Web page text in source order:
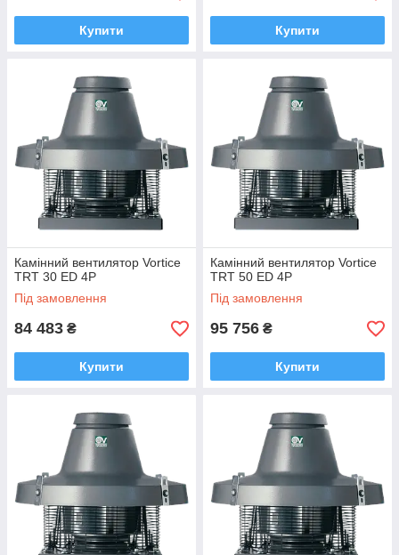
Купити Купити
Камінний вентилятор Vortice
TRT 30 ED 4P
Під замовлення
84 483 ₴
Купити
Камінний вентилятор Vortice
TRT 50 ED 4P
Під замовлення
95 756 ₴
Купити